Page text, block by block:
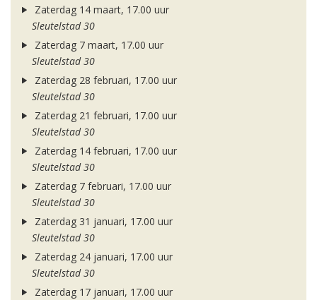
Zaterdag 14 maart, 17.00 uur
Sleutelstad 30
Zaterdag 7 maart, 17.00 uur
Sleutelstad 30
Zaterdag 28 februari, 17.00 uur
Sleutelstad 30
Zaterdag 21 februari, 17.00 uur
Sleutelstad 30
Zaterdag 14 februari, 17.00 uur
Sleutelstad 30
Zaterdag 7 februari, 17.00 uur
Sleutelstad 30
Zaterdag 31 januari, 17.00 uur
Sleutelstad 30
Zaterdag 24 januari, 17.00 uur
Sleutelstad 30
Zaterdag 17 januari, 17.00 uur